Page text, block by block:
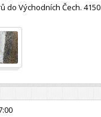
do Východních Čech.